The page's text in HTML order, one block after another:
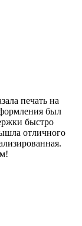
печать на
был
быстро
отличного